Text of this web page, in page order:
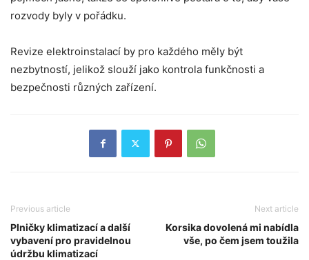
rozvody byly v pořádku.
Revize elektroinstalací by pro každého měly být
nezbytností, jelikož slouží jako kontrola funkčnosti a
bezpečnosti různých zařízení.
Previous article
Plničky klimatizací a další
vybavení pro pravidelnou
údržbu klimatizací
Next article
Korsika dovolená mi nabídla
vše, po čem jsem toužila